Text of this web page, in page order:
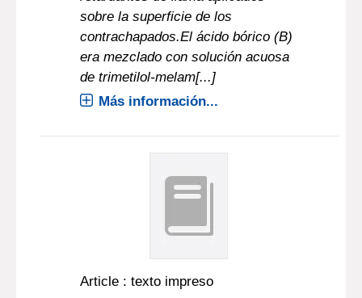
sobre la superficie de los
contrachapados.El ácido bórico (B)
era mezclado con solución acuosa
de trimetilol-melam[...]
Más información...
Article : texto impreso